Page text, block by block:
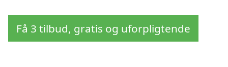
Få 3 tilbud, gratis og uforpligtende